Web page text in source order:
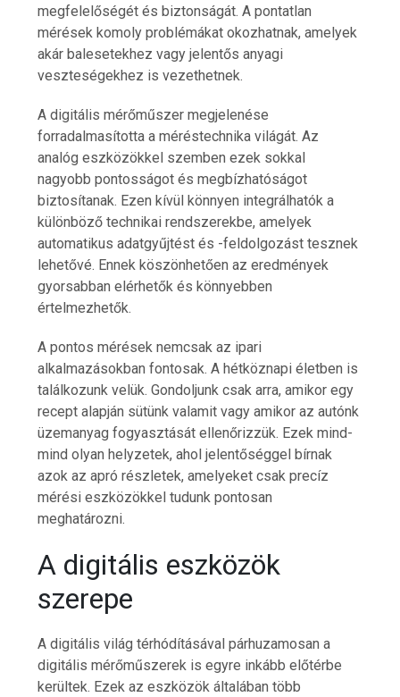
megfelelőségét és biztonságát. A pontatlan
mérések komoly problémákat okozhatnak, amelyek
akár balesetekhez vagy jelentős anyagi
veszteségekhez is vezethetnek.
A digitális mérőműszer megjelenése
forradalmasította a méréstechnika világát. Az
analóg eszközökkel szemben ezek sokkal
nagyobb pontosságot és megbízhatóságot
biztosítanak. Ezen kívül könnyen integrálhatók a
különböző technikai rendszerekbe, amelyek
automatikus adatgyűjtést és -feldolgozást tesznek
lehetővé. Ennek köszönhetően az eredmények
gyorsabban elérhetők és könnyebben
értelmezhetők.
A pontos mérések nemcsak az ipari
alkalmazásokban fontosak. A hétköznapi életben is
találkozunk velük. Gondoljunk csak arra, amikor egy
recept alapján sütünk valamit vagy amikor az autónk
üzemanyag fogyasztását ellenőrizzük. Ezek mind-
mind olyan helyzetek, ahol jelentőséggel bírnak
azok az apró részletek, amelyeket csak precíz
mérési eszközökkel tudunk pontosan
meghatározni.
A digitális eszközök
szerepe
A digitális világ térhódításával párhuzamosan a
digitális mérőműszerek is egyre inkább előtérbe
kerültek. Ezek az eszközök általában több